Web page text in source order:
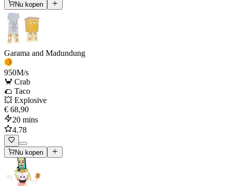
Nu kopen
Garama and Madundung
950M/s
🦀 Crab
🌮 Taco
💥 Explosive
€ 68,90
20 mins
4.78
Nu kopen